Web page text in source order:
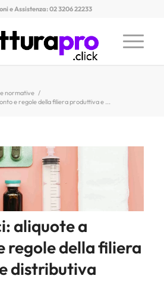
e Assistenza: 02 3206 22233
e normative /
e regole della filiera produttiva e ...
aliquote a
regole della filiera
distributiva